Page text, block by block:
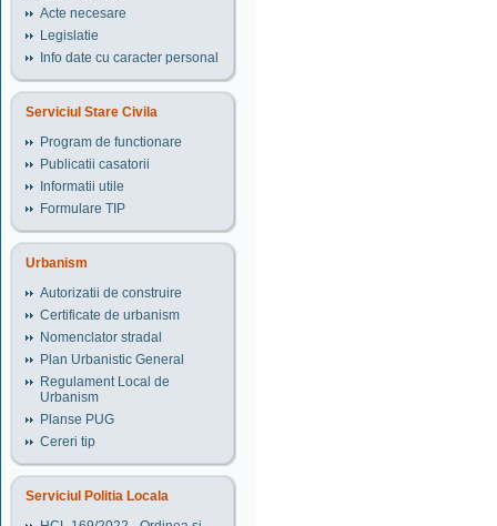
Acte necesare
Legislatie
Info date cu caracter personal
Serviciul Stare Civila
Program de functionare
Publicatii casatorii
Informatii utile
Formulare TIP
Urbanism
Autorizatii de construire
Certificate de urbanism
Nomenclator stradal
Plan Urbanistic General
Regulament Local de
Urbanism
Planse PUG
Cereri tip
Serviciul Politia Locala